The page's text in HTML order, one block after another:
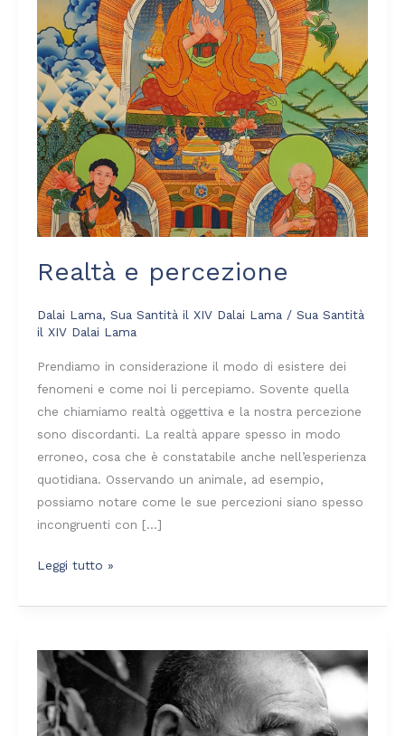
Realtà e percezione
Dalai Lama, Sua Santità il XIV Dalai Lama / Sua Santità
il XIV Dalai Lama
Prendiamo in considerazione il modo di esistere dei
fenomeni e come noi li percepiamo. Sovente quella
che chiamiamo realtà oggettiva e la nostra percezione
sono discordanti. La realtà appare spesso in modo
erroneo, cosa che è constatabile anche nell’esperienza
quotidiana. Osservando un animale, ad esempio,
possiamo notare come le sue percezioni siano spesso
incongruenti con […]
Leggi tutto »
tre
tipi
di